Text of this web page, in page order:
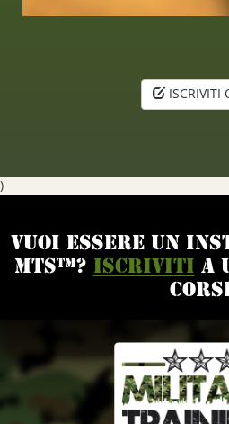
ISCRIVITI
)
Vuoi essere un
MTS™?
Iscriviti
a
corsi